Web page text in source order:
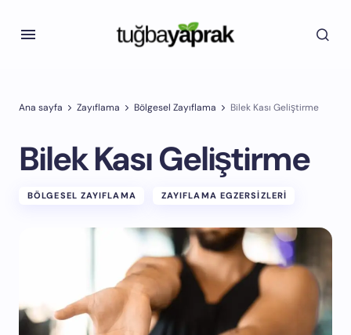
Ana sayfa Zayıflama Bölgesel Zayıflama Bilek Kası Geliştirme
Bilek Kası Geliştirme
BÖLGESEL ZAYIFLAMA ZAYIFLAMA EGZERSIZLERI